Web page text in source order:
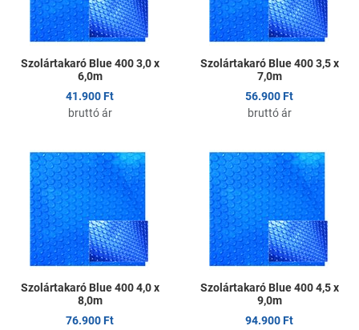
Gyors nézet
Szolártakaró Blue 400 3,0 x
6,0m
41.900 Ft
bruttó ár
Szolártakaró Blue 400 3,5 x
7,0m
56.900 Ft
bruttó ár
Kedvencekhez adom
Összehasonlítom
Gyors nézet
Szolártakaró Blue 400 4,0 x
8,0m
76.900 Ft
Szolártakaró Blue 400 4,5 x
9,0m
94.900 Ft